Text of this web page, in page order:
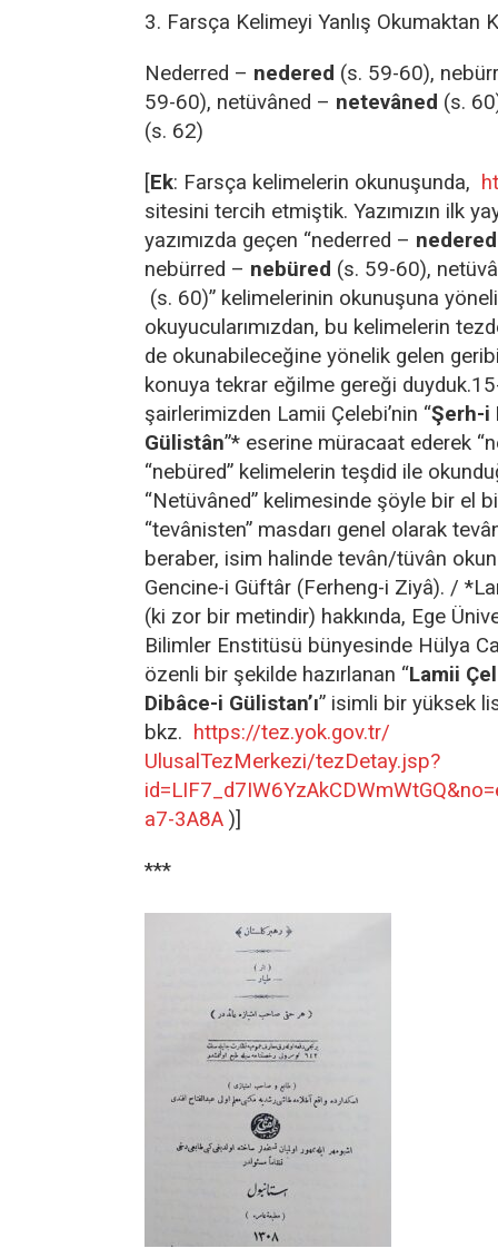
3. Farsça Kelimeyi Yanlış Okumaktan
Nederred – nedered (s. 59-60),
59-60), netüvâned – netevâned (s.
(s. 62)
[Ek: Farsça kelimelerin okunuşunda,
sitesini tercih etmiştik. Yazımızın ilk
yazımızda geçen “nederred – nedered
nebürred – nebüred (s. 59-60),
(s. 60)” kelimelerinin okunuşuna
okuyucularımızdan, bu kelimelerin
de okunabileceğine yönelik gelen
konuya tekrar eğilme gereği
şairlerimizden Lamii Çelebi’nin “Şerh-i
Gülistân”* eserine müracaat ederek
“nebüred” kelimelerin teşdid ile
“Netüvâned” kelimesinde şöyle bir el
“tevânisten” masdarı genel olarak
beraber, isim halinde tevân/tüvân
Gencine-i Güftâr (Ferheng-i Ziyâ). /
(ki zor bir metindir) hakkında, Ege
Bilimler Enstitüsü bünyesinde Hülya
özenli bir şekilde hazırlanan “Lamii
Dibâce-i Gülistan’ı” isimli bir yüksek
bkz. https://tez.yok.gov.tr/
UlusalTezMerkezi/tezDetay.jsp?
id=LIF7_d7IW6YzAkCDWmWtGQ&no=
a7-3A8A )]
***